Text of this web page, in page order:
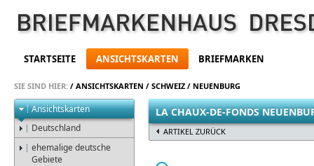
STARTSEITE ANSICHTSKARTEN BRIEFMARKEN
SIE SIND HIER: / ANSICHTSKARTEN / SCHWEIZ/ NEUENBURG
Ansichtskarten
Deutschland
ehemalige deutsche
Gebiete
LA CHAUX-DE-FONDS
ARTIKEL ZURÜCK